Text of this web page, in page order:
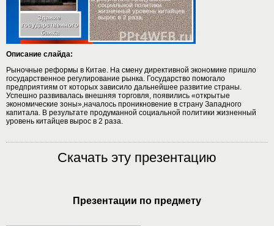
Описание слайда:
Рыночные реформы в Китае. На смену директивной экономике пришло
государственное регулирование рынка. Государство помогало
предприятиям от которых зависило дальнейшее развитие страны.
Успешно развивалась внешняя торговля, появились «открытые
экономические зоны»,началось проникновение в страну Западного
капитала. В результате продуманной социальной политики жизненный
уровень китайцев вырос в 2 раза.
Скачать эту презентацию
Презентации по предмету